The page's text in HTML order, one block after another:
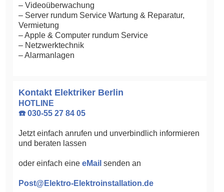
– Videoüberwachung
– Server rundum Service Wartung & Reparatur,
Vermietung
– Apple & Computer rundum Service
– Netzwerktechnik
– Alarmanlagen
Kontakt Elektriker Berlin
HOTLINE
☎️ 030-55 27 84 05
Jetzt einfach anrufen und unverbindlich informieren
und beraten lassen
oder einfach eine eMail senden an
Post@Elektro-Elektroinstallation.de